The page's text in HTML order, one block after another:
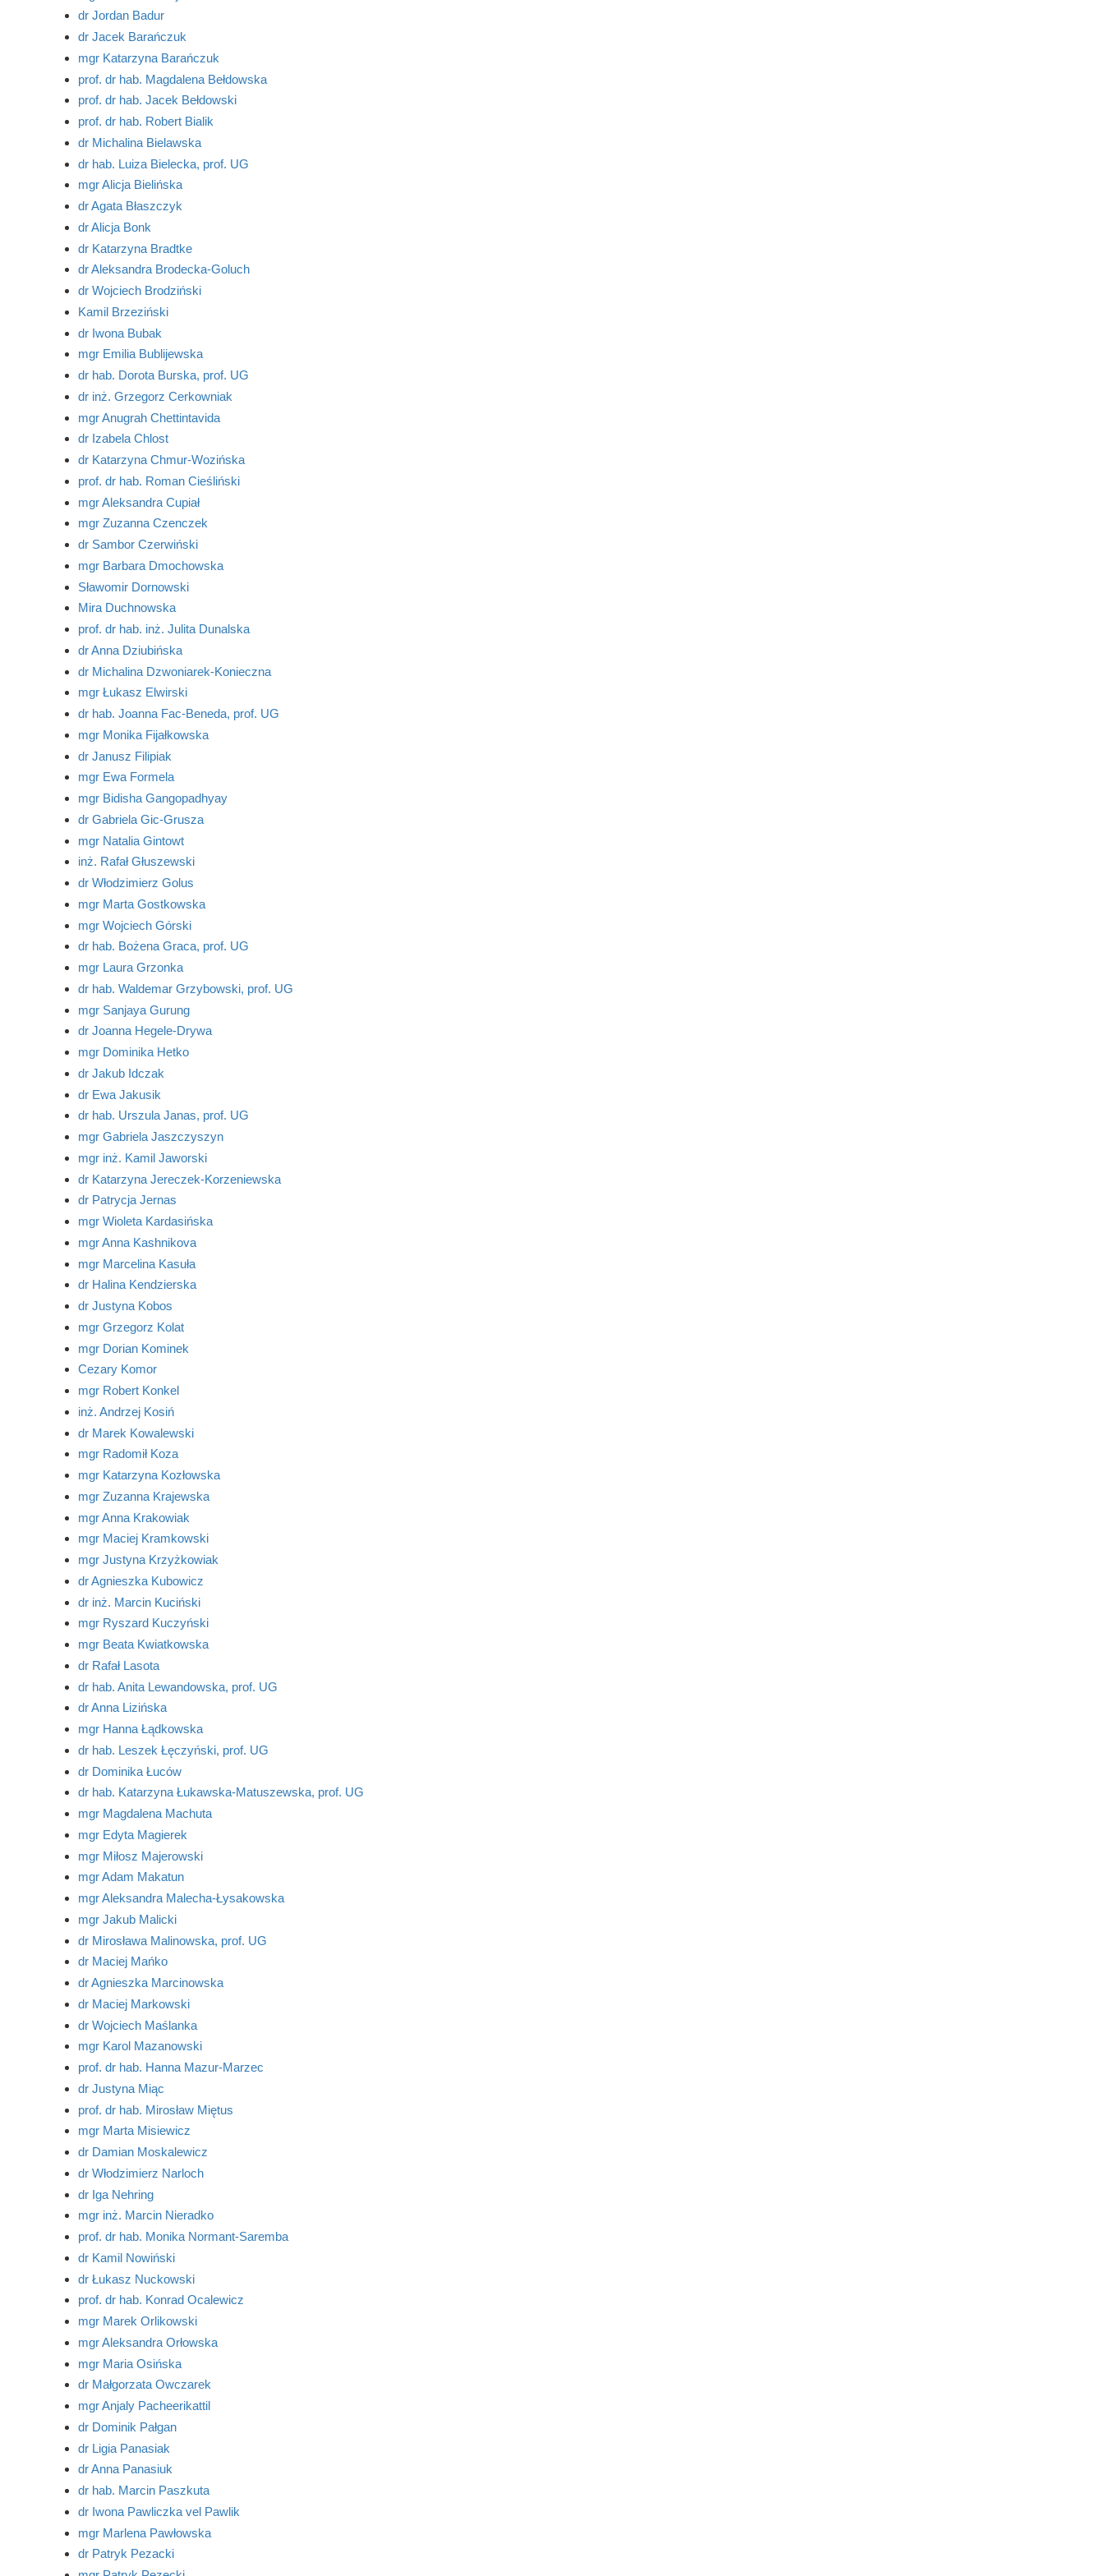
dr Jordan Badur
dr Jacek Barańczuk
mgr Katarzyna Barańczuk
prof. dr hab. Magdalena Bełdowska
prof. dr hab. Jacek Bełdowski
prof. dr hab. Robert Bialik
dr Michalina Bielawska
dr hab. Luiza Bielecka, prof. UG
mgr Alicja Bielińska
dr Agata Błaszczyk
dr Alicja Bonk
dr Katarzyna Bradtke
dr Aleksandra Brodecka-Goluch
dr Wojciech Brodziński
Kamil Brzeziński
dr Iwona Bubak
mgr Emilia Bublijewska
dr hab. Dorota Burska, prof. UG
dr inż. Grzegorz Cerkowniak
mgr Anugrah Chettintavida
dr Izabela Chlost
dr Katarzyna Chmur-Wozińska
prof. dr hab. Roman Cieśliński
mgr Aleksandra Cupiał
mgr Zuzanna Czenczek
dr Sambor Czerwiński
mgr Barbara Dmochowska
Sławomir Dornowski
Mira Duchnowska
prof. dr hab. inż. Julita Dunalska
dr Anna Dziubińska
dr Michalina Dzwoniarek-Konieczna
mgr Łukasz Elwirski
dr hab. Joanna Fac-Beneda, prof. UG
mgr Monika Fijałkowska
dr Janusz Filipiak
mgr Ewa Formela
mgr Bidisha Gangopadhyay
dr Gabriela Gic-Grusza
mgr Natalia Gintowt
inż. Rafał Głuszewski
dr Włodzimierz Golus
mgr Marta Gostkowska
mgr Wojciech Górski
dr hab. Bożena Graca, prof. UG
mgr Laura Grzonka
dr hab. Waldemar Grzybowski, prof. UG
mgr Sanjaya Gurung
dr Joanna Hegele-Drywa
mgr Dominika Hetko
dr Jakub Idczak
dr Ewa Jakusik
dr hab. Urszula Janas, prof. UG
mgr Gabriela Jaszczyszyn
mgr inż. Kamil Jaworski
dr Katarzyna Jereczek-Korzeniewska
dr Patrycja Jernas
mgr Wioleta Kardasińska
mgr Anna Kashnikova
mgr Marcelina Kasuła
dr Halina Kendzierska
dr Justyna Kobos
mgr Grzegorz Kolat
mgr Dorian Kominek
Cezary Komor
mgr Robert Konkel
inż. Andrzej Kosiń
dr Marek Kowalewski
mgr Radomił Koza
mgr Katarzyna Kozłowska
mgr Zuzanna Krajewska
mgr Anna Krakowiak
mgr Maciej Kramkowski
mgr Justyna Krzyżkowiak
dr Agnieszka Kubowicz
dr inż. Marcin Kuciński
mgr Ryszard Kuczyński
mgr Beata Kwiatkowska
dr Rafał Lasota
dr hab. Anita Lewandowska, prof. UG
dr Anna Lizińska
mgr Hanna Łądkowska
dr hab. Leszek Łęczyński, prof. UG
dr Dominika Łuców
dr hab. Katarzyna Łukawska-Matuszewska, prof. UG
mgr Magdalena Machuta
mgr Edyta Magierek
mgr Miłosz Majerowski
mgr Adam Makatun
mgr Aleksandra Malecha-Łysakowska
mgr Jakub Malicki
dr Mirosława Malinowska, prof. UG
dr Maciej Mańko
dr Agnieszka Marcinowska
dr Maciej Markowski
dr Wojciech Maślanka
mgr Karol Mazanowski
prof. dr hab. Hanna Mazur-Marzec
dr Justyna Miąc
prof. dr hab. Mirosław Miętus
mgr Marta Misiewicz
dr Damian Moskalewicz
dr Włodzimierz Narloch
dr Iga Nehring
mgr inż. Marcin Nieradko
prof. dr hab. Monika Normant-Saremba
dr Kamil Nowiński
dr Łukasz Nuckowski
prof. dr hab. Konrad Ocalewicz
mgr Marek Orlikowski
mgr Aleksandra Orłowska
mgr Maria Osińska
dr Małgorzata Owczarek
mgr Anjaly Pacheerikattil
dr Dominik Pałgan
dr Ligia Panasiak
dr Anna Panasiuk
dr hab. Marcin Paszkuta
dr Iwona Pawliczka vel Pawlik
mgr Marlena Pawłowska
dr Patryk Pezacki